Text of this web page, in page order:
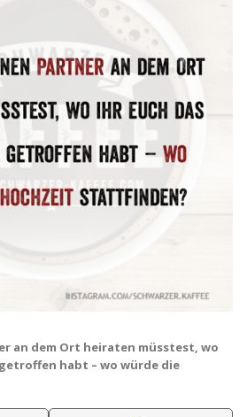
an dem Ort heiraten müsstest, wo
habt – wo würde die